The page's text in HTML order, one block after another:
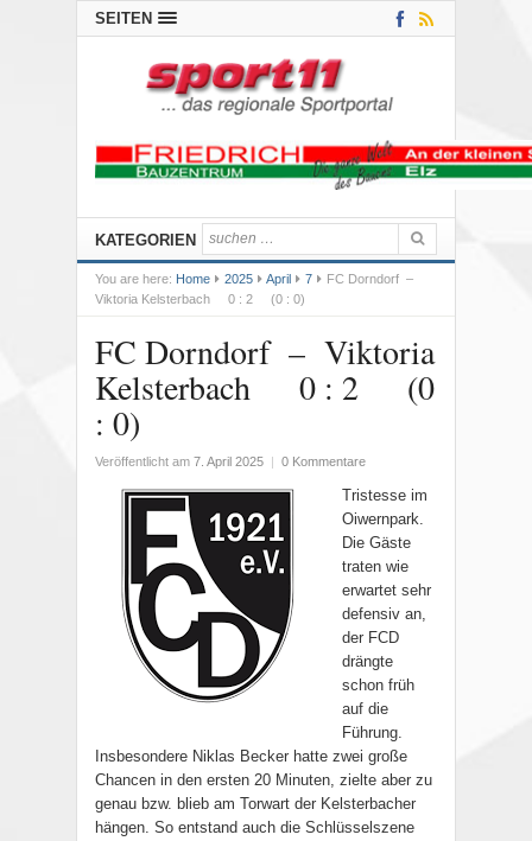
SEITEN
KATEGORIEN
You are here: Home 2025 April 7
FC Dorndorf –
Viktoria Kelsterbach 0 : 2 (0 : 0)
FC Dorndorf – Viktoria
Kelsterbach 0 : 2 (0
: 0)
Veröffentlicht am 7. April 2025 0 Kommentare
Tristesse im
Oiwernpark.
Die Gäste
traten wie
erwartet sehr
defensiv an,
der FCD
drängte
schon früh
auf die
Führung.
Insbesondere Niklas Becker hatte zwei große
Chancen in den ersten 20 Minuten, zielte aber zu
genau bzw. blieb am Torwart der Kelsterbacher
hängen. So entstand auch die Schlüsselszene